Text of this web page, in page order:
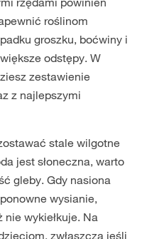
roślinom
groszku, boćwiny i
odstępy. W
zestawienie
z najlepszymi
stale wilgotne
jest słoneczna, warto
gleby. Gdy nasiona
wysianie,
wykiełkuje. Na
zwłaszcza jeśli